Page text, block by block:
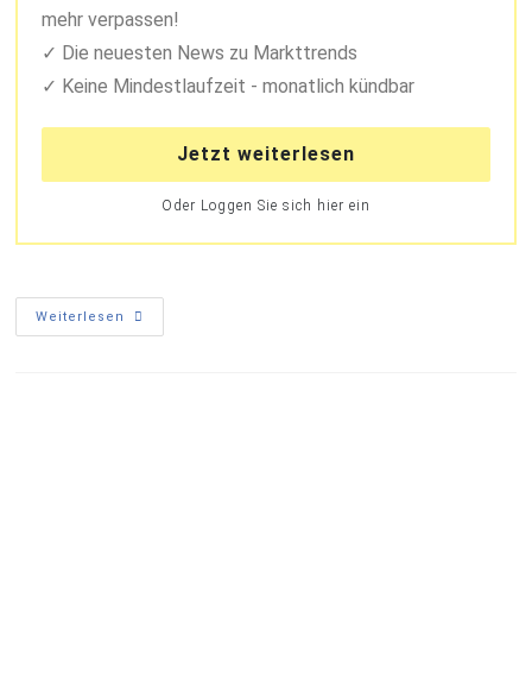
mehr verpassen!
Die neuesten News zu Markttrends
Keine Mindestlaufzeit - monatlich kündbar
Jetzt weiterlesen
Oder Loggen Sie sich hier ein
Weiterlesen